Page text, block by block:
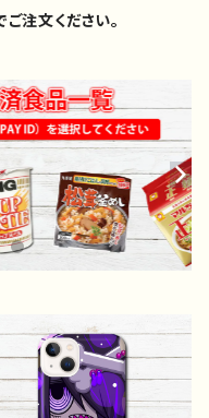
ご注文ください。